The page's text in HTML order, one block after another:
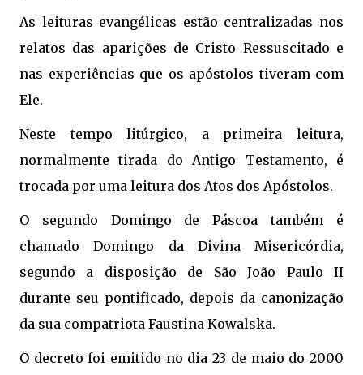
As leituras evangélicas estão centralizadas nos
relatos das aparições de Cristo Ressuscitado e
nas experiências que os apóstolos tiveram com
Ele.
Neste tempo litúrgico, a primeira leitura,
normalmente tirada do Antigo Testamento, é
trocada por uma leitura dos Atos dos Apóstolos.
O segundo Domingo de Páscoa também é
chamado Domingo da Divina Misericórdia,
segundo a disposição de São João Paulo II
durante seu pontificado, depois da canonização
da sua compatriota Faustina Kowalska.
O decreto foi emitido no dia 23 de maio do 2000